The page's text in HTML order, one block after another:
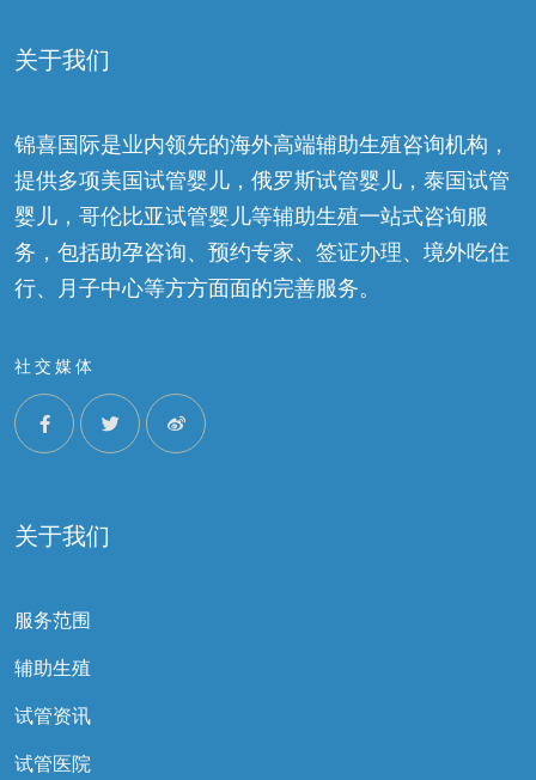
关于我们
锦喜国际是业内领先的海外高端辅助生殖咨询机构，
提供多项美国试管婴儿，俄罗斯试管婴儿，泰国试管
婴儿，哥伦比亚试管婴儿等辅助生殖一站式咨询服
务，包括助孕咨询、预约专家、签证办理、境外吃住
行、月子中心等方方面面的完善服务。
社交媒体
关于我们
服务范围
辅助生殖
试管资讯
试管医院